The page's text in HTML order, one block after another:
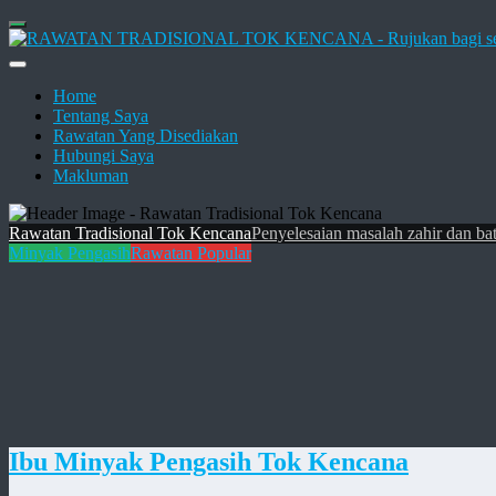
Home
Tentang Saya
Rawatan Yang Disediakan
Hubungi Saya
Makluman
Rawatan Tradisional Tok KencanaPenyelesaian masalah zahir dan
Minyak PengasihRawatan Popular
Ibu Minyak Pengasih Tok Kencana